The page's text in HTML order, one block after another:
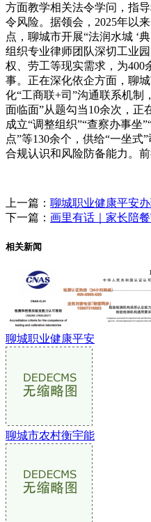
方面教学相关法令学问，指
令风险。据领会，2025年以
点，聊城市开展“法润水城 ‘
组织专业律师团队深切工业
权、劳工等现实需求，为400
事。正在深化依企方面，聊
化“工商联+司”沟通联系机制
面临面”从题勾当10余次，正
成立“调整组织”“查察办事坐
点”等130余个，供给“一坐
合规认识和风险防备能力。前
上一篇： 聊城职业健康平安
下一篇： 画里有话｜家长陪
相关新闻
聊城职业健康平安
聊城市农村衡宇能